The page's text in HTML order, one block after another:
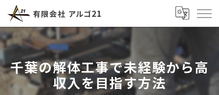
千葉の解体工事で未経験から高
収入を目指す方法